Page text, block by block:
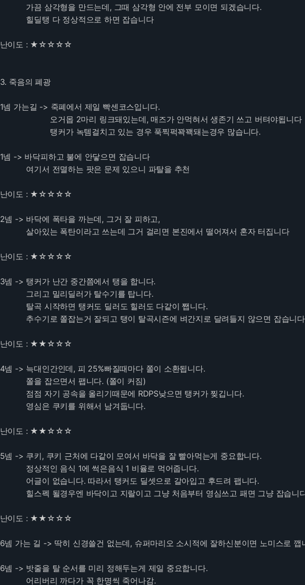
가끔 삼각형을 만드는데, 그때 삼각형 안에 전부 모이면 되겠습니다.
힐딜탱 다 정상적으로 하면 잡습니다
난이도 : ★☆☆☆☆
3. 죽음의 폐광
1넴 가는길 -> 죽폐에서 제일 빡센코스입니다.
오거몹 2마리 링크돼있는데, 매즈가 안먹혀서 생존기 쓰고 버텨야됩니다
탱커가 녹템걸치고 있는 경우 푹찍퍽꽉꽥돼는경우 많습니다.
1넴 -> 바닥피하고 불에 안닿으면 잡습니다
여기서 전멸하는 팟은 문제 있으니 파탈을 추천
난이도 : ★☆☆☆☆
2넴 -> 바닥에 폭타을 까는데, 그거 잘 피하고,
살아있는 폭탄이라고 쓰는데 그거 걸리면 본진에서 떨어져서 혼자 터집니다
난이도 : ★☆☆☆☆
3넴 -> 탱커가 난간 중간쯤에서 탱을 합니다.
그리고 밀리딜러가 탈수기를 탑니다.
탈곡 시작하면 탱커도 딜러도 힐러도 다같이 쨉니다.
추수기로 쫄잡는거 잘되고 탱이 탈곡시즌에 벼간지로 달려들지 않으면 잡습니
난이도 : ★★☆☆☆
4넴 -> 늑대인간인데, 피 25%빠질때마다 쫄이 소환됩니다.
쫄을 잡으면서 팹니다. (쫄이 커짐)
점점 자기 공속을 올리기때문에 RDPS낮으면 탱커가 찢깁니다.
영심은 쿠키를 위해서 남겨둡니다.
난이도 : ★★☆☆☆
5넴 -> 쿠키, 쿠키 근처에 다같이 모여서 바닥을 잘 빨아먹는게 중요합니다.
정상적인 음식 1에 썩은음식 1 비율로 먹어줍니다.
어글이 없습니다. 따라서 탱커도 딜셋으로 갈아입고 후드려 팹니다.
힐스펙 될경우엔 바닥이고 지랄이고 그냥 처음부터 영심쓰고 패면 그냥 잡습니
난이도 : ★★☆☆☆
6넴 가는 길 -> 딱히 신경쓸건 없는데, 슈퍼마리오 소시적에 잘하신분이면 노미스로 깹
6넴 -> 밧줄을 탈 순서를 미리 정해두는게 제일 중요합니다.
어리버리 까다가 꼭 한명씩 죽어나감.